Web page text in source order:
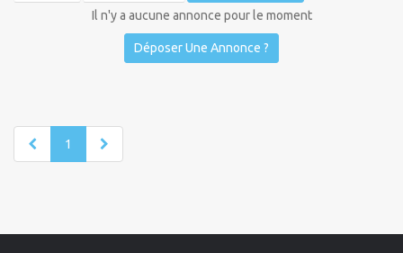
Il n'y a aucune annonce pour le moment
Déposer Une Annonce ?
1